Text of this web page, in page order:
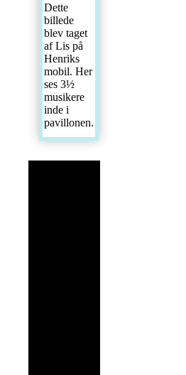
Dette
billede
blev taget
af Lis på
Henriks
mobil. Her
ses 3½
musikere
inde i
pavillonen.